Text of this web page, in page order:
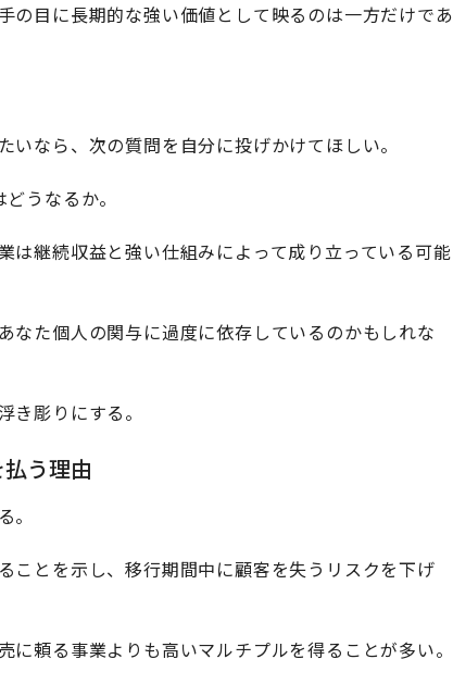
の目に長期的な強い価値として映るのは一方だけであ
なら、次の質問を自分に投げかけてほしい。
うなるか。
継続収益と強い仕組みによって成り立っている可能
なた個人の関与に過度に依存しているのかもしれな
き彫りにする。
う理由
ことを示し、移行期間中に顧客を失うリスクを下げ
頼る事業よりも高いマルチプルを得ることが多い。